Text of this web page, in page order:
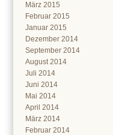
März 2015
Februar 2015
Januar 2015
Dezember 2014
September 2014
August 2014
Juli 2014
Juni 2014
Mai 2014
April 2014
März 2014
Februar 2014